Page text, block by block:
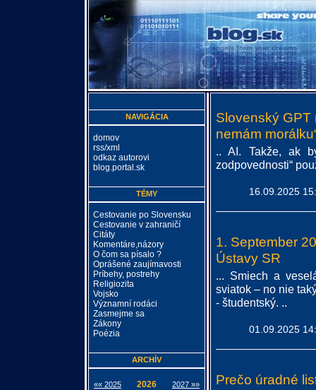
Slovenský GPT
nemám
.. AI. Takže, ak
zodpovednosti“
16.09.2025
1. September
Ústavy SR
... Smiech a
sviatok – no nie
- študentský. ..
01.09.2025
Prečo úradné
NAVIGÁCIA
domov
rss/xml
odkaz autorovi
blog.portal.sk
TÉMY
Cestovanie po Slovensku
Cestovanie v zahraničí
Citáty
Komentáre,názory
O čom sa písalo ?
Oprášené zaujímavosti
Príbehy, postrehy
Religiozita
Vojsko
Významní rodáci
Zasmejme sa
Zákony
Poézia
ARCHÍV
«« 2025 2026 2027 »»